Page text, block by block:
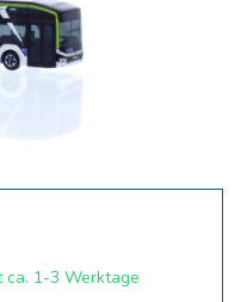
1-3 Werktage